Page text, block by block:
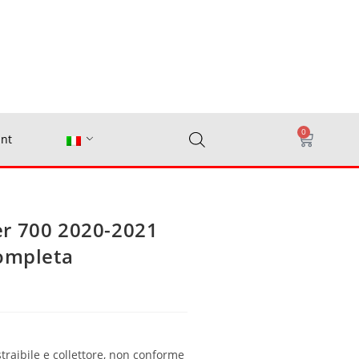
0
700 2020-2021
e collettore, non conforme